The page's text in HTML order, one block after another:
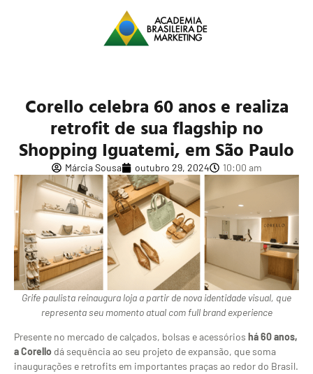
Corello celebra 60 anos e realiza
retrofit de sua flagship no
Shopping Iguatemi, em São Paulo
Márcia Sousa outubro 29, 2024 10:00 am
Grife paulista reinaugura loja a partir de nova identidade visual, que
representa seu momento atual com full brand experience
Presente no mercado de calçados, bolsas e acessórios há 60 anos,
a Corello dá sequência ao seu projeto de expansão, que soma
inaugurações e retrofits em importantes praças ao redor do Brasil.